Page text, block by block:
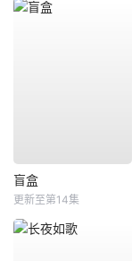
盲盒
更新至第14集